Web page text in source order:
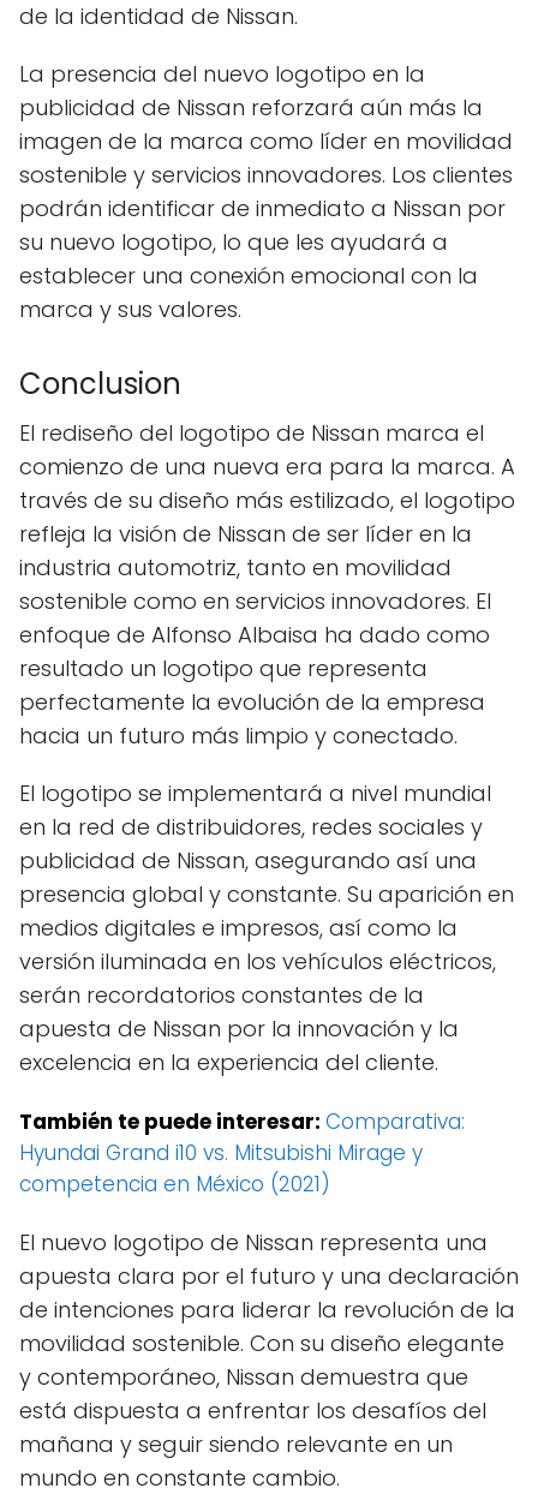
de la identidad de Nissan.
La presencia del nuevo logotipo en la
publicidad de Nissan reforzará aún más la
imagen de la marca como líder en movilidad
sostenible y servicios innovadores. Los clientes
podrán identificar de inmediato a Nissan por
su nuevo logotipo, lo que les ayudará a
establecer una conexión emocional con la
marca y sus valores.
Conclusion
El rediseño del logotipo de Nissan marca el
comienzo de una nueva era para la marca. A
través de su diseño más estilizado, el logotipo
refleja la visión de Nissan de ser líder en la
industria automotriz, tanto en movilidad
sostenible como en servicios innovadores. El
enfoque de Alfonso Albaisa ha dado como
resultado un logotipo que representa
perfectamente la evolución de la empresa
hacia un futuro más limpio y conectado.
El logotipo se implementará a nivel mundial
en la red de distribuidores, redes sociales y
publicidad de Nissan, asegurando así una
presencia global y constante. Su aparición en
medios digitales e impresos, así como la
versión iluminada en los vehículos eléctricos,
serán recordatorios constantes de la
apuesta de Nissan por la innovación y la
excelencia en la experiencia del cliente.
También te puede interesar: Comparativa:
Hyundai Grand i10 vs. Mitsubishi Mirage y
competencia en México (2021)
El nuevo logotipo de Nissan representa una
apuesta clara por el futuro y una declaración
de intenciones para liderar la revolución de la
movilidad sostenible. Con su diseño elegante
y contemporáneo, Nissan demuestra que
está dispuesta a enfrentar los desafíos del
mañana y seguir siendo relevante en un
mundo en constante cambio.